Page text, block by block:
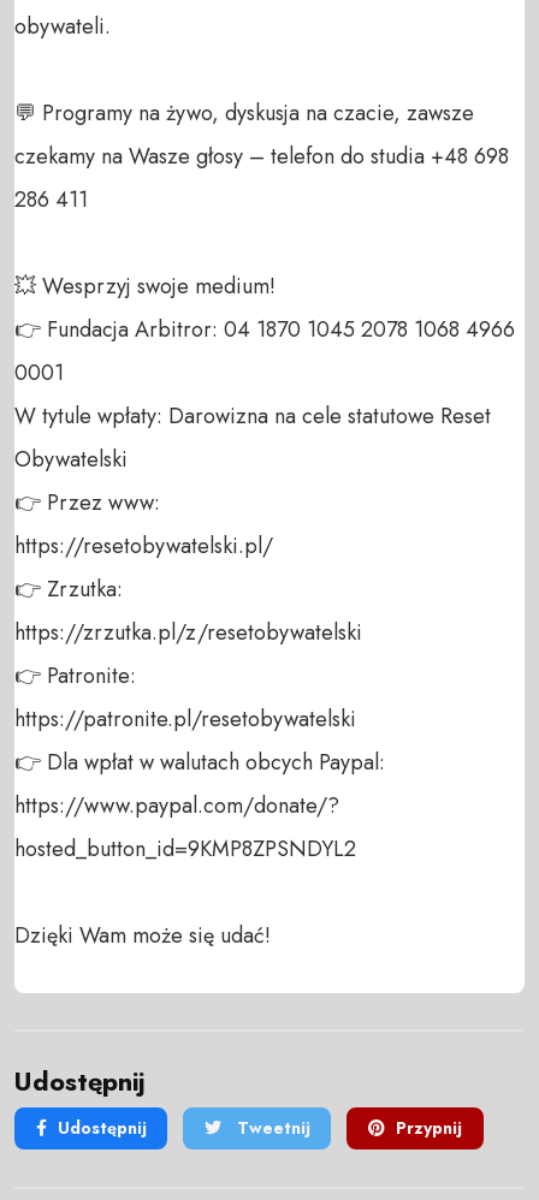
obywateli.
💬 Programy na żywo, dyskusja na czacie, zawsze
czekamy na Wasze głosy – telefon do studia +48 698
286 411
💥 Wesprzyj swoje medium!
👉 Fundacja Arbitror: 04 1870 1045 2078 1068 4966
0001
W tytule wpłaty: Darowizna na cele statutowe Reset
Obywatelski
👉 Przez www:
https://resetobywatelski.pl/
👉 Zrzutka:
https://zrzutka.pl/z/resetobywatelski
👉 Patronite:
https://patronite.pl/resetobywatelski
👉 Dla wpłat w walutach obcych Paypal:
https://www.paypal.com/donate/?
hosted_button_id=9KMP8ZPSNDYL2
Dzięki Wam może się udać!
Udostępnij
Udostępnij Tweetnij Przypnij